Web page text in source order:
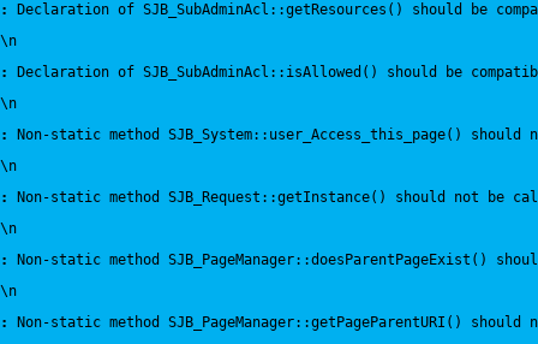
:
Declaration of SJB_SubAdminAcl::getResources() should
\n
:
Declaration of SJB_SubAdminAcl::isAllowed() should be
\n
:
Non-static method SJB_System::user_Access_this_page()
\n
:
Non-static method SJB_Request::getInstance() should not
\n
:
Non-static method SJB_PageManager::doesParentPageExist()
\n
:
Non-static method SJB_PageManager::getPageParentURI()